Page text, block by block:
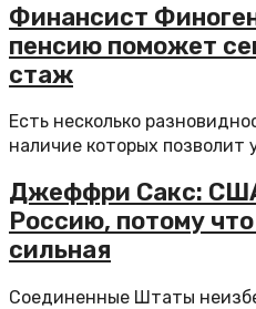
Финансист
пенсию поможет
стаж
Есть несколько
наличие которых позволит
Джеффри Сакс:
Россию, потому
сильная
Соединенные Штаты